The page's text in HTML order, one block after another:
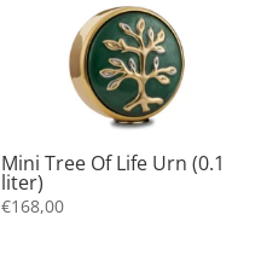
Mini Tree Of Life Urn (0.1
liter)
€168,00